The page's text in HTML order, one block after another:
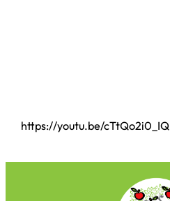
https://youtu.be/cTtQo2i0_IQ